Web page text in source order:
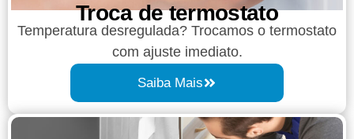
Troca de termostato
Temperatura desregulada? Trocamos o termostato
com ajuste imediato.
Saiba Mais